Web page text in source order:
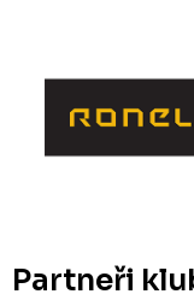
Partneři